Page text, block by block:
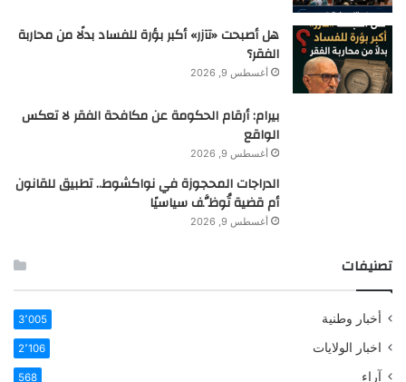
هل أصبحت «تآزر» أكبر بؤرة للفساد بدلًا من محاربة
الفقر؟
أغسطس 9, 2026
بيرام: أرقام الحكومة عن مكافحة الفقر لا تعكس
الواقع
أغسطس 9, 2026
الدراجات المحجوزة في نواكشوط.. تطبيق للقانون
أم قضية تُوظَّف سياسيًا
أغسطس 9, 2026
تصنيفات
أخبار وطنية 3٬005
اخبار الولايات 2٬106
آراء 568